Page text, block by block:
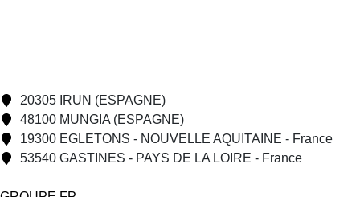
20305 IRUN (ESPAGNE)
48100 MUNGIA (ESPAGNE)
19300 EGLETONS - NOUVELLE AQUITAINE - France
53540 GASTINES - PAYS DE LA LOIRE - France